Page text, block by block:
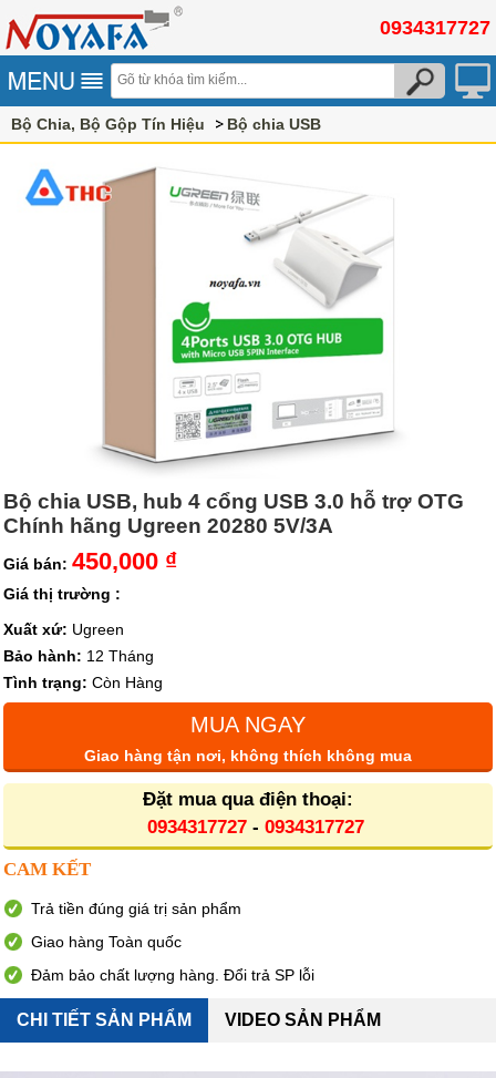
0934317727
Bộ Chia, Bộ Gộp Tín Hiệu Bộ chia USB
Bộ chia USB, hub 4 cổng USB 3.0 hỗ trợ OTG
Chính hãng Ugreen 20280 5V/3A
Giá bán: 450,000 ₫
Giá thị trường :
Xuất xứ: Ugreen
Bảo hành: 12 Tháng
Tình trạng: Còn Hàng
MUA NGAY
Giao hàng tận nơi, không thích không mua
Đặt mua qua điện thoại:
0934317727- 0934317727
CAM KẾT
Trả tiền đúng giá trị sản phẩm
Giao hàng Toàn quốc
Đảm bảo chất lượng hàng. Đổi trả SP lỗi
CHI TIẾT SẢN PHẨM VIDEO SẢN PHẨM